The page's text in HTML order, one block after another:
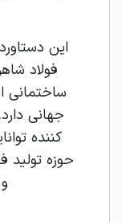
این
فولاد
ساختمانی
جهانی
‌کننده
حوزه تولید